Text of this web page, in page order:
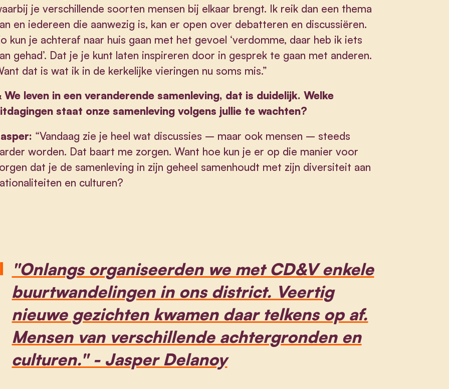
je verschillende soorten mensen bij elkaar brengt. Ik reik dan een thema
en iedereen die aanwezig is, kan er open over debatteren en discussiëren.
kun je achteraf naar huis gaan met het gevoel ‘verdomme, daar heb ik iets
gehad’. Dat je je kunt laten inspireren door in gesprek te gaan met anderen.
dat is wat ik in de kerkelijke vieringen nu soms mis.”
We leven in een veranderende samenleving, dat is duidelijk. Welke
staat onze samenleving volgens jullie te wachten?
“Vandaag zie je heel wat discussies – maar ook mensen – steeds
worden. Dat baart me zorgen. Want hoe kun je er op die manier voor
dat je de samenleving in zijn geheel samenhoudt met zijn diversiteit aan
en culturen?
"Onlangs organiseerden we met CD&V enkele
buurtwandelingen in ons district. Veertig
nieuwe gezichten kwamen daar telkens op af.
Mensen van verschillende achtergronden en
culturen." - Jasper Delanoy